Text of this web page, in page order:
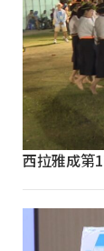
西拉雅成第